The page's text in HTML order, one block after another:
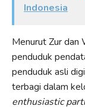
Indonesia
Menurut Zur
penduduk
penduduk asli
terbagi dalam
enthusiastic